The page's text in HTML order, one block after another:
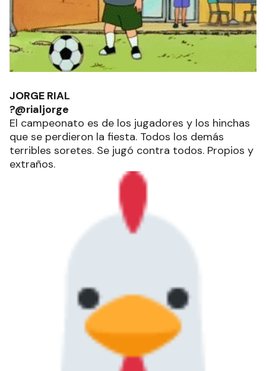
JORGE RIAL
?@rialjorge
El campeonato es de los jugadores y los hinchas
que se perdieron la fiesta. Todos los demás
terribles soretes. Se jugó contra todos. Propios y
extraños.